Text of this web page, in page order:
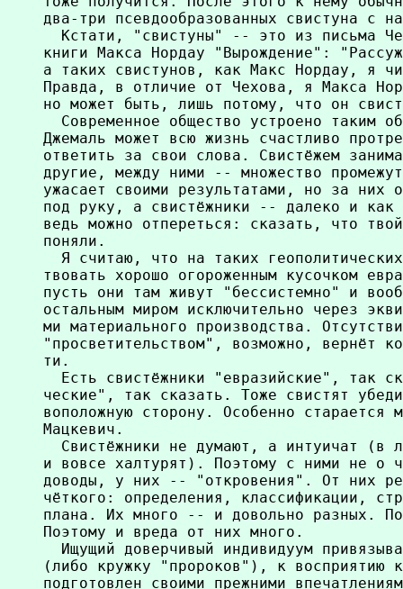
два-три псевдообразованных свистуна с
Кстати, "свистуны" -- это из письма
книги Макса Нордау "Вырождение":
а таких свистунов, как Макс Нордау, я
Правда, в отличие от Чехова, я Макса
но может быть, лишь потому, что он
Современное общество устроено таким
Джемаль может всю жизнь счастливо
ответить за свои слова. Свистёжем
другие, между ними -- множество
ужасает своими результатами, но за них
под руку, а свистёжники -- далеко и
ведь можно отпереться: сказать, что
поняли.
Я считаю, что на таких
твовать хорошо огороженным кусочком
пусть они там живут "бессистемно" и
остальным миром исключительно через
ми материального производства.
"просветительством", возможно, вернёт
ти.
Есть свистёжники "евразийские", так
ческие", так сказать. Тоже свистят
воположную сторону. Особенно старается
Мацкевич.
Свистёжники не думают, а интуичат (в
и вовсе халтурят). Поэтому с ними не о
доводы, у них -- "откровения". От них
чёткого: определения, классификации,
плана. Их много -- и довольно разных.
Поэтому и вреда от них много.
Ищущий доверчивый индивидуум
(либо кружку "пророков"), к восприятию
подготовлен своими прежними